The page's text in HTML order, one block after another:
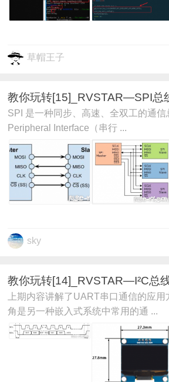
草帽王子
教你玩转[15]_RVSTAR—SPI总
SPI 是一种同步、高速、全双工的通信
Peripheral Interface（串行 ...
sky
教你玩转[14]_RVSTAR—I²C总
上期内容讲解了UART串口通信的应
角是另一种嵌入式系统中常用的通 ...